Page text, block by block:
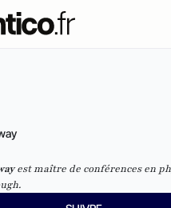
est maître de conférences en